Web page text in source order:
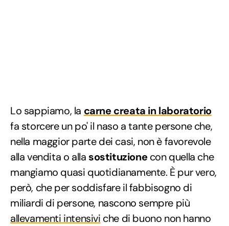
Lo sappiamo, la carne creata in laboratorio
fa storcere un po' il naso a tante persone che,
nella maggior parte dei casi, non è favorevole
alla vendita o alla sostituzionecon quella che
mangiamo quasi quotidianamente. È pur vero,
però, che per soddisfare il fabbisogno di
miliardi di persone, nascono sempre più
allevamenti intensivi che di buono non hanno